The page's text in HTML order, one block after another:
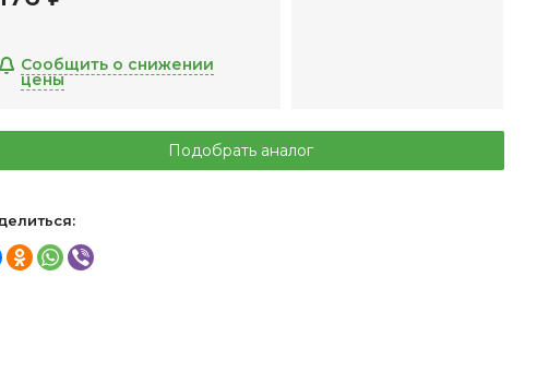
Сообщить о снижении
цены
Подобрать аналог